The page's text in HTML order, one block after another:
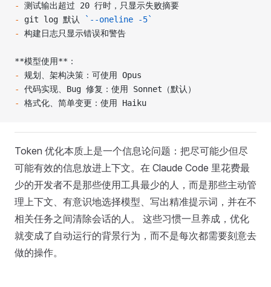
-
测试输出超过 20 行时，只显示失败摘要
-
git log 默认
`--oneline -5`
-
构建日志只显示错误和警告
**模型使用** ：
-
规划、架构决策：可使用 Opus
-
代码实现、Bug 修复：使用 Sonnet（默认）
-
格式化、简单变更：使用 Haiku
Token 优化本质上是一个信息论问题：把尽可能少但尽
可能有效的信息放进上下文。在 Claude Code 里花费最
少的开发者不是那些使用工具最少的人，而是那些主动管
理上下文、有意识地选择模型、写出精准提示词，并在不
相关任务之间清除会话的人。 这些习惯一旦养成，优化
就变成了自动运行的背景行为，而不是每次都需要刻意去
做的操作。